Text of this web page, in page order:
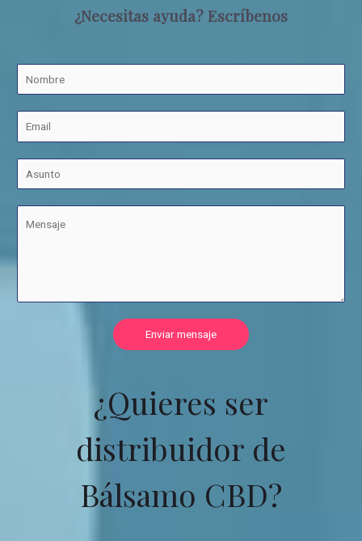
¿Necesitas ayuda? Escríbenos
Enviar mensaje
¿Quieres ser
distribuidor de
Bálsamo CBD?